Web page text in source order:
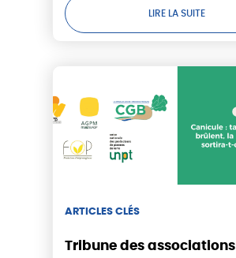
LIRE LA SUITE
ARTICLES CLÉS
Tribune des associations